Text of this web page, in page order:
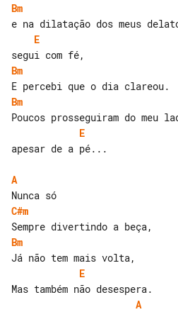
Bm
E
Bm
Bm
E
apesar de a pé...
A
C#m
Bm
E
A